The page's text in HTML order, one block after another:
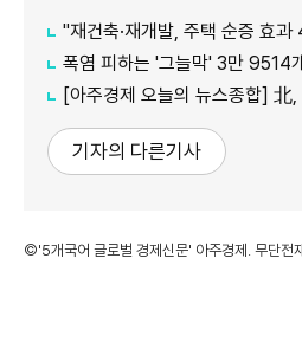
"재건축·재개발, 주택 순증 효과 40%"...서울
폭염 피하는 '그늘막' 3만 9514개
[아주경제 오늘의 뉴스종합] 北, 동해상으로 단거리
기자의 다른기사
©'5개국어 글로벌 경제신문' 아주경제. 무단전